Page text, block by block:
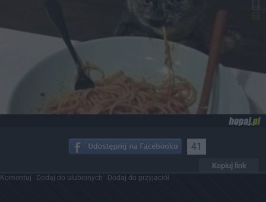
41
Kopiuj link
Komentuj Dodaj do ulubionych Dodaj do przyjaciół